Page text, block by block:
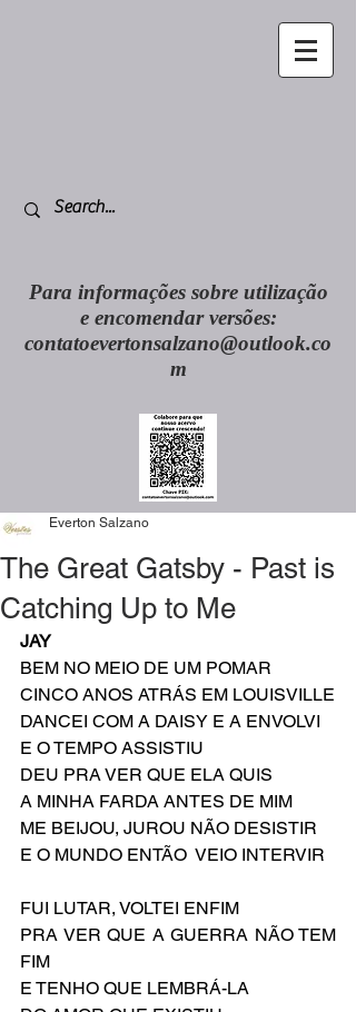
Para informações sobre utilização
e encomendar versões:
contatoevertonsalzano@outlook.co
m
The Great Gatsby - Past is
Catching Up to Me
Everton Salzano
JAY
BEM NO MEIO DE UM POMAR
CINCO ANOS ATRÁS EM LOUISVILLE
DANCEI COM A DAISY E A ENVOLVI
E O TEMPO ASSISTIU
DEU PRA VER QUE ELA QUIS
A MINHA FARDA ANTES DE MIM
ME BEIJOU, JUROU NÃO DESISTIR
E O MUNDO ENTÃO  VEIO INTERVIR
FUI LUTAR, VOLTEI ENFIM
PRA VER QUE A GUERRA NÃO TEM
FIM
E TENHO QUE LEMBRÁ-LA